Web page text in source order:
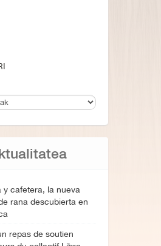
y cafetera, la nueva
rana descubierta en
repas de soutien